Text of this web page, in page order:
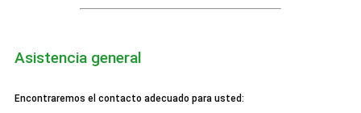
Asistencia general
Encontraremos el contacto adecuado para usted: